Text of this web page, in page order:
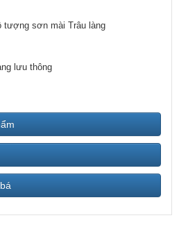
tượng sơn mài Trâu làng
lưu thông